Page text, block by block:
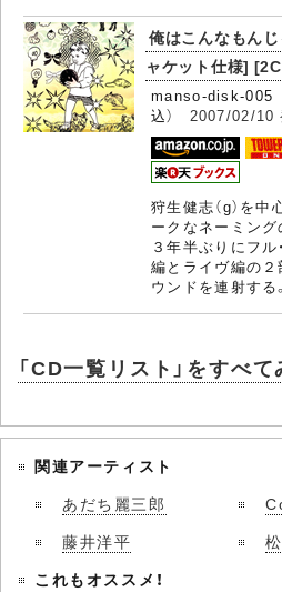
俺はこんなもん
ャケット仕様]
manso-disk-005
込） 2007/02/10
狩生健志（g）を
ークなネーミング
３年半ぶりにフル
編とライヴ編の２
ウンドを連射す
「CD一覧リスト」をすべ
関連アーティスト
あだち麗三郎
藤井洋平
これもオススメ！